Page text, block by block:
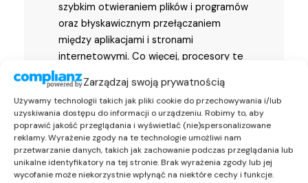
Zarządzaj swoją prywatnością
Używamy technologii takich jak pliki cookie do przechowywania i/lub
uzyskiwania dostępu do informacji o urządzeniu. Robimy to, aby
poprawić jakość przeglądania i wyświetlać (nie)spersonalizowane
reklamy. Wyrażenie zgody na te technologie umożliwi nam
przetwarzanie danych, takich jak zachowanie podczas przeglądania lub
unikalne identyfikatory na tej stronie. Brak wyrażenia zgody lub jej
wycofanie może niekorzystnie wpłynąć na niektóre cechy i funkcje.
szybkim otwieraniem plików i programów
oraz błyskawicznym przełączaniem
między aplikacjami i stronami
internetowymi. Co więcej, procesory te
oferują wyjątkowe możliwości obsługi
rozrywki, a także płynne odtwarzanie
filmów w wysokiej rozdzielczości.